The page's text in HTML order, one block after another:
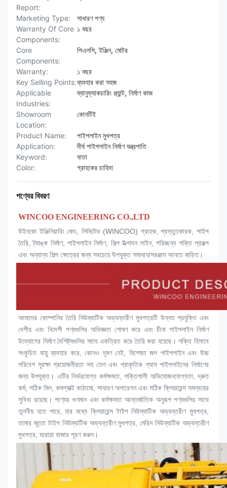
Report:
Marketing Type:
সাধারণ পণ্য
Warranty Of Core
Components:
১ বছর
Core
Components:
পিএলসি, ইঞ্জিন, মোটর
Warranty:
১ বছর
Key Selling Points:ব্যবহার করা সহজ
Applicable
Industries:
ম্যানুফ্যাকচারিং প্ল্যান্ট, নির্মাণ কাজ
Showroom
Location:
কোনটিই
Product Name:
পাইপলাইন মুখপত্র
Application:
দীর্ঘ পাইপলাইন নির্মাণ যন্ত্রপাতি
Keyword:
বাতা
Color:
গ্রাহকের চাহিদা
পণ্যের বিবরণ
WINCOO ENGINEERING CO.,LTD
উইনকো ইঞ্জিনিয়ারিং কোং, লিমিটেড (WINCOO) গ্রাহক, প্রস্তুতকারক, পাইপ
তৈরি, ট্যাঙ্ক নির্মাণ, পাইপলাইন নির্মাণ, শিল্প উত্পাদন লাইন, পরিচ্ছন্ন শক্তি প্রকল্প
এবং অন্যান্য শিল্প ক্ষেত্রের জন্য সবচেয়ে উপযুক্ত সমাধান/সরঞ্জাম আনতে জড়িত।
আমাদের কোম্পানির তৈরি নিউম্যাটিক অভ্যন্তরীণ মুখপত্রটি উন্নত প্রযুক্তি এবং
দেশীয় এবং বিদেশী পণ্যগুলির অভিজ্ঞতা শোষণ করে এবং চীনা পাইপলাইন নির্মাণ
উদ্যোগের নির্মাণ বৈশিষ্ট্যগুলির সাথে একত্রিত করে তৈরি করা হয়েছে। শক্তি হিসাবে
সংকুচিত বায়ু ব্যবহার করে, কোনও দূষণ নেই, বিশেষত জল পাইপলাইন এবং উচ্চ
পরিবেশ সুরক্ষা প্রয়োজনীয়তা সহ তেল এবং প্রাকৃতিক গ্যাস পাইপলাইনের নির্মাণের
জন্য উপযুক্ত। এটির নির্ভরযোগ্য কর্মক্ষমতা, শক্তিশালী অভিযোজনযোগ্যতা, দ্রুত
কর্ম, সঠিক মিল, কমপ্যাক্ট কাঠামো, সাধারণ অপারেশন এবং সঠিক ক্লিয়ারেন্স সমন্বয়ের
সুবিধা রয়েছে। পণ্যের গুণমান এবং কর্মক্ষমতা আন্তর্জাতিক অনুরূপ পণ্যগুলির সাথে
তুলনীয় হতে পারে, যার মধ্যে ক্লিয়ারেন্স টাইপ নিউম্যাটিক অভ্যন্তরীণ মুখপত্র
তামার জুতো টাইপ নিউম্যাটিক অভ্যন্তরীণ মুখপত্র
, মেরিন নিউম্যাটিক অভ্যন্তরীণ
মুখপত্র , ঘরোয়া বাজার পূরণ করুন।